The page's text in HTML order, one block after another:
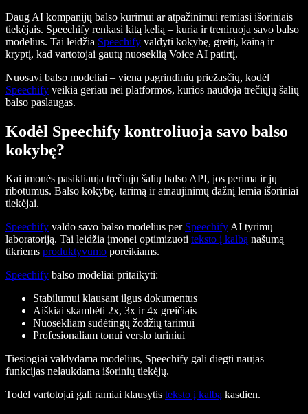
Daug AI kompanijų balso kūrimui ar atpažinimui remiasi išoriniais
tiekėjais. Speechify renkasi kitą kelią – kuria ir treniruoja savo balso
modelius. Tai leidžia Speechify valdyti kokybę, greitį, kainą ir
kryptį, kad vartotojai gautų nuoseklią Voice AI patirtį.
Nuosavi balso modeliai – viena pagrindinių priežasčių, kodėl
Speechify veikia geriau nei platformos, kurios naudoja trečiųjų šalių
balso paslaugas.
Kodėl Speechify kontroliuoja savo balso
kokybę?
Kai įmonės pasikliauja trečiųjų šalių balso API, jos perima ir jų
ribotumus. Balso kokybę, tarimą ir atnaujinimų dažnį lemia išoriniai
tiekėjai.
Speechify valdo savo balso modelius per SpeechifyAI tyrimų
laboratoriją. Tai leidžia įmonei optimizuoti teksto į kalbą našumą
tikriems produktyvumo poreikiams.
Speechify balso modeliai pritaikyti:
Stabilumui klausant ilgus dokumentus
Aiškiai skambėti 2x, 3x ir 4x greičiais
Nuosekliam sudėtingų žodžių tarimui
Profesionaliam tonui verslo turiniui
Tiesiogiai valdydama modelius, Speechify gali diegti naujas
funkcijas nelaukdama išorinių tiekėjų.
Todėl vartotojai gali ramiai klausytis teksto į kalbą kasdien.